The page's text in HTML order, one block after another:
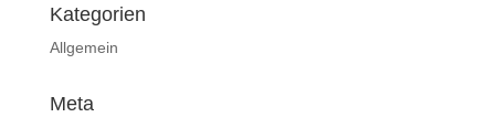
Kategorien
Allgemein
Meta